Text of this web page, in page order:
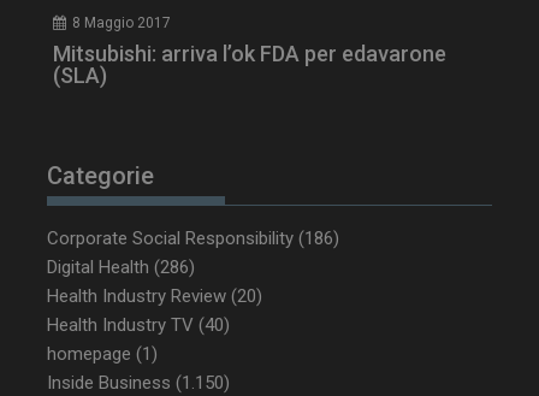
8 Maggio 2017
Mitsubishi: arriva l’ok FDA per edavarone
(SLA)
Categorie
Corporate Social Responsibility (186)
Digital Health (286)
Health Industry Review (20)
Health Industry TV (40)
homepage (1)
Inside Business (1.150)
_ga_Z2VT792F98